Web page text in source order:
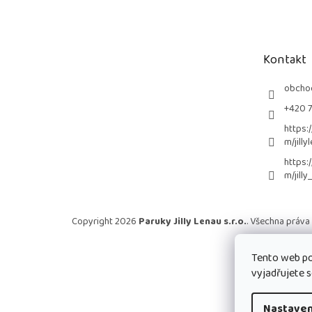
Tento web
vyjadřujete
Kontakt
+420
m/
m/
Copyright 2026 Paruky Jilly Lenau s.r.o.. Všechna